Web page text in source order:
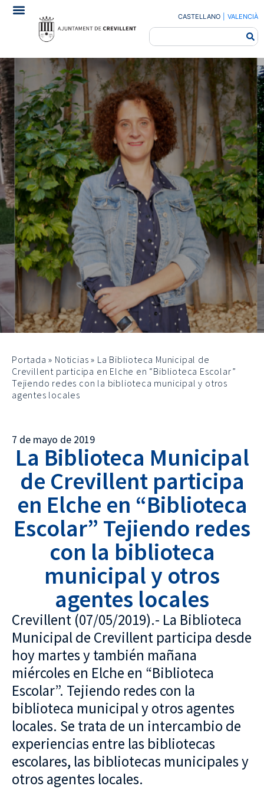
CASTELLANO VALENCIÀ
Portada » Noticias » La Biblioteca Municipal de
Crevillent participa en Elche en “Biblioteca Escolar”
Tejiendo redes con la biblioteca municipal y otros
agentes locales
7 de mayo de 2019
La Biblioteca Municipal
de Crevillent participa
en Elche en “Biblioteca
Escolar” Tejiendo redes
con la biblioteca
municipal y otros
agentes locales
Crevillent (07/05/2019).- La Biblioteca
Municipal de Crevillent participa desde
hoy martes y también mañana
miércoles en Elche en “Biblioteca
Escolar”. Tejiendo redes con la
biblioteca municipal y otros agentes
locales. Se trata de un intercambio de
experiencias entre las bibliotecas
escolares, las bibliotecas municipales y
otros agentes locales.